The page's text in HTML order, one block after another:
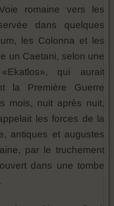
romaine vers les
dans quelques
les Colonna et les
un Caetani, selon une
qui aurait
la Première Guerre
mois, nuit après nuit,
les forces de la
antiques et augustes
par le truchement
dans une tombe